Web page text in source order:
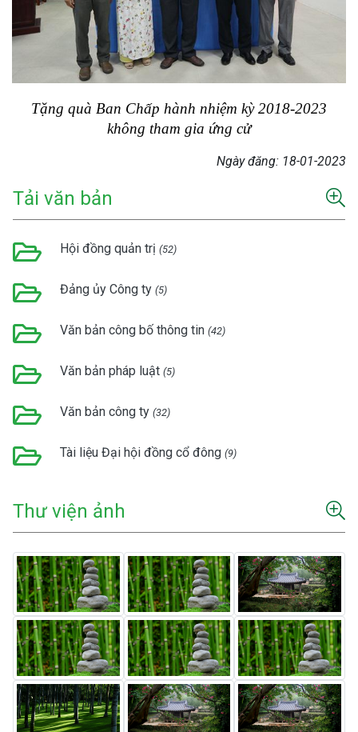
Tặng quà Ban Chấp hành nhiệm kỳ 2018-2023
không tham gia ứng cử
Ngày đăng: 18-01-2023
Tải văn bản
Hội đồng quản trị(52)
Đảng ủy Công ty(5)
Văn bản công bố thông tin(42)
Văn bản pháp luật(5)
Văn bản công ty(32)
Tài liệu Đại hội đồng cổ đông(9)
Thư viện ảnh